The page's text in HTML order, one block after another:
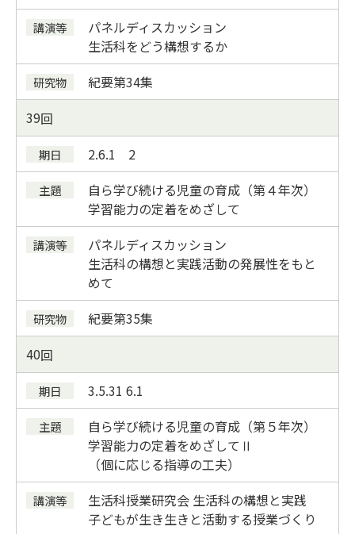
パネルディスカッション
生活科をどう構想するか
紀要第34集
39
2.6.1 2
自ら学び続ける児童の育成（第４年次）
学習能力の定着をめざして
パネルディスカッション
生活科の構想と実践活動の発展性をもと
めて
紀要第35集
40
3.5.31 6.1
自ら学び続ける児童の育成（第５年次）
学習能力の定着をめざしてⅡ
（個に応じる指導の工夫）
生活科授業研究会 生活科の構想と実践
子どもが生き生きと活動する授業づくり